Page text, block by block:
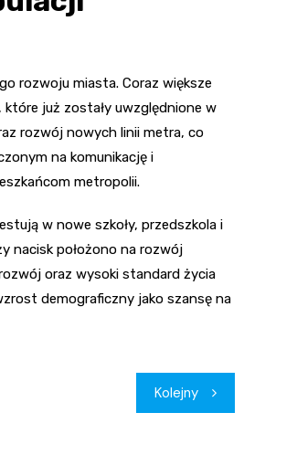
rozwoju miasta. Coraz większe
już zostały uwzględnione w
rozwój nowych linii metra, co
na komunikację i
metropolii.
w nowe szkoły, przedszkola i
nacisk położono na rozwój
oraz wysoki standard życia
demograficzny jako szansę na
Kolejny